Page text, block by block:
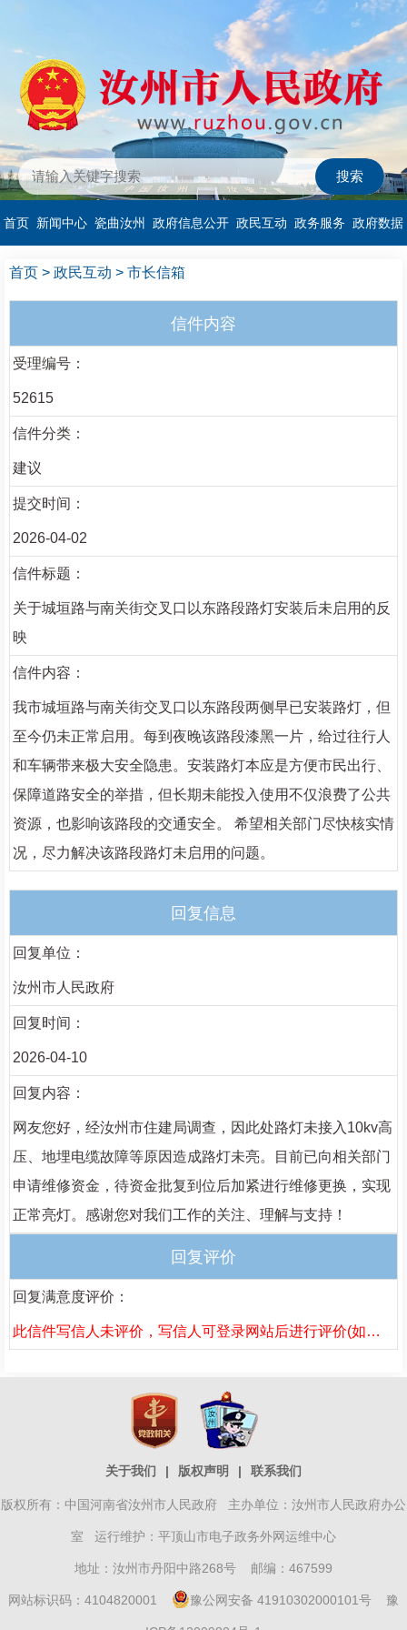
首页 新闻中心 瓷曲汝州 政府信息公开 政民互动 政务服务 政府数据
首页 > 政民互动 > 市长信箱
信件内容
受理编号：
52615
信件分类：
建议
提交时间：
2026-04-02
信件标题：
关于城垣路与南关街交叉口以东路段路灯安装后未启用的反
映
信件内容：
我市城垣路与南关街交叉口以东路段两侧早已安装路灯，但
至今仍未正常启用。每到夜晚该路段漆黑一片，给过往行人
和车辆带来极大安全隐患。安装路灯本应是方便市民出行、
保障道路安全的举措，但长期未能投入使用不仅浪费了公共
资源，也影响该路段的交通安全。 希望相关部门尽快核实情
况，尽力解决该路段路灯未启用的问题。
回复信息
回复单位：
汝州市人民政府
回复时间：
2026-04-10
回复内容：
网友您好，经汝州市住建局调查，因此处路灯未接入10kv高
压、地埋电缆故障等原因造成路灯未亮。目前已向相关部门
申请维修资金，待资金批复到位后加紧进行维修更换，实现
正常亮灯。感谢您对我们工作的关注、理解与支持！
回复评价
回复满意度评价：
此信件写信人未评价，写信人可登录网站后进行评价(如果已评价，请刷新页面)。
关于我们 | 版权声明 | 联系我们
版权所有：中国河南省汝州市人民政府 主办单位：汝州市人民政府办公
室 运行维护：平顶山市电子政务外网运维中心
地址：汝州市丹阳中路268号 邮编：467599
网站标识码：4104820001 豫公网安备 41910302000101号 豫